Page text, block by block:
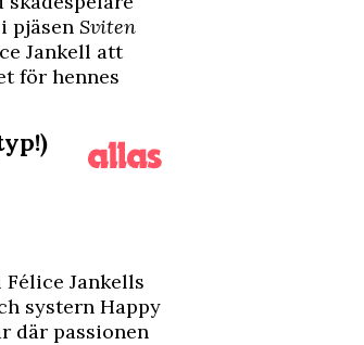
pjäsen Sviten
Jankell att
för hennes
Jankells
systern Happy
där passionen